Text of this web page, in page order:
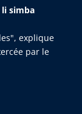
simba
explique
par le